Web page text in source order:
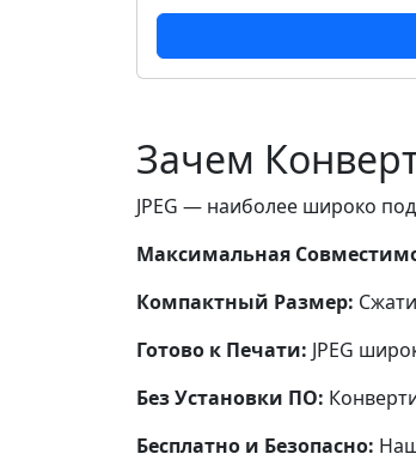
Зачем
JPEG — наиболее широко
Максимальная
Компактный Размер:
Готово к Печати: JPEG
Без Установки ПО:
Бесплатно и Безопасно: